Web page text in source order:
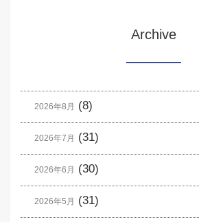
Archive
2026年8月 (8)
2026年7月 (31)
2026年6月 (30)
2026年5月 (31)